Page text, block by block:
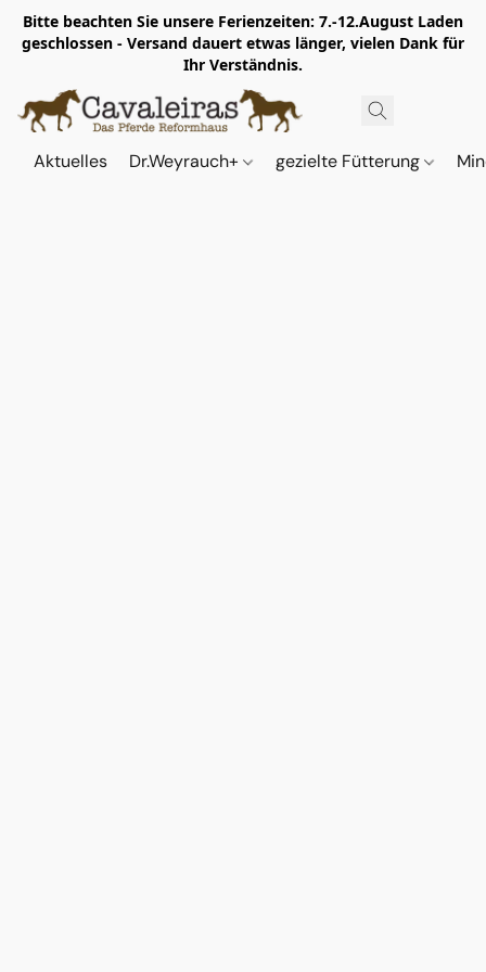
Bitte beachten Sie unsere Ferienzeiten: 7.-12.August Laden
geschlossen - Versand dauert etwas länger, vielen Dank für
Ihr Verständnis.
Aktuelles Dr.Weyrauch+ gezielte Fütterung